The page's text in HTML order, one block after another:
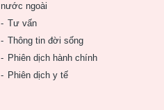
nước ngoài
Tư vấn
Thông tin đời sống
Phiên dịch hành chính
Phiên dịch y tế